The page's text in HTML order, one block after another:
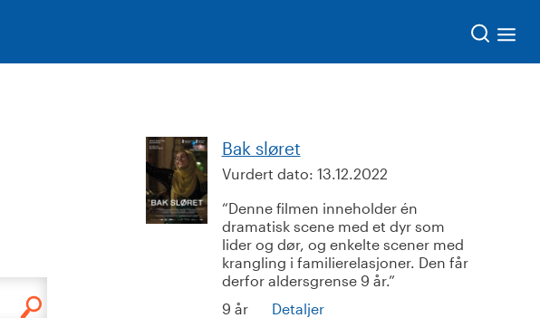
Bak sløret
Vurdert dato: 13.12.2022
Denne filmen inneholder én
dramatisk scene med et dyr som
lider og dør, og enkelte scener med
krangling i familierelasjoner. Den får
derfor aldersgrense 9 år.
9 år
Detaljer